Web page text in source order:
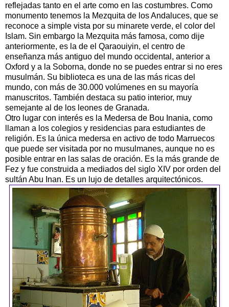
reflejadas tanto en el arte como en las costumbres. Como
monumento tenemos la Mezquita de los Andaluces, que se
reconoce a simple vista por su minarete verde, el color del
Islam. Sin embargo la Mezquita más famosa, como dije
anteriormente, es la de el Qaraouiyin, el centro de
enseñanza más antiguo del mundo occidental, anterior a
Oxford y a la Soborna, donde no se puedes entrar si no eres
musulmán. Su biblioteca es una de las más ricas del
mundo, con más de 30.000 volúmenes en su mayoría
manuscritos. También destaca su patio interior, muy
semejante al de los leones de Granada.
Otro lugar con interés es la Medersa de Bou Inania, como
llaman a los colegios y residencias para estudiantes de
religión. Es la única medersa en activo de todo Marruecos
que puede ser visitada por no musulmanes, aunque no es
posible entrar en las salas de oración. Es la más grande de
Fez y fue construida a mediados del siglo XIV por orden del
sultán Abu Inan. Es un lujo de detalles arquitectónicos.